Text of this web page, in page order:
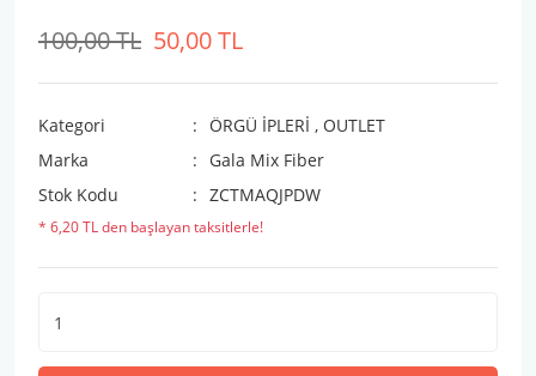
50,00 TL
100,00 TL
Kategori ÖRGÜ İPLERİ , OUTLET
Marka
Gala Mix Fiber
Stok Kodu
ZCTMAQJPDW
* 6,20 TL den başlayan taksitlerle!